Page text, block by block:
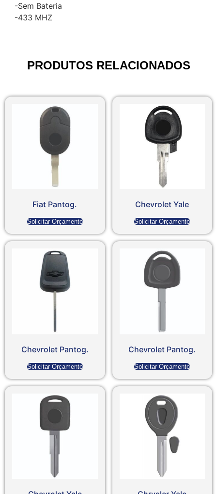
-Sem Bateria
-433 MHZ
PRODUTOS RELACIONADOS
Fiat Pantog.
Solicitar Orçamento
Chevrolet Yale
Solicitar Orçamento
Chevrolet Pantog.
Solicitar Orçamento
Chevrolet Pantog.
Solicitar Orçamento